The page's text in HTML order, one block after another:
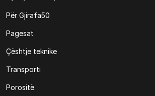
Për Gjirafa50
Pagesat
Çështje teknike
Transporti
Porositë